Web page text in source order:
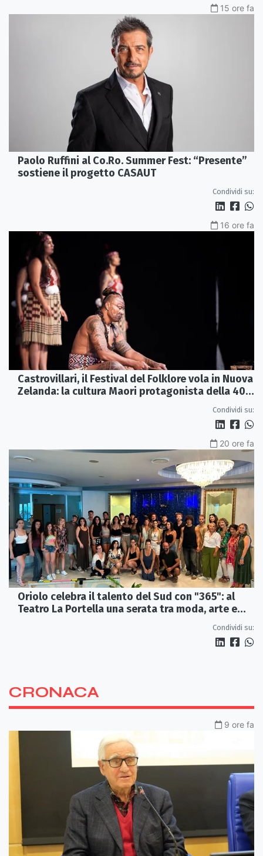
15 ore fa
Paolo Ruffini al Co.Ro. Summer Fest: “Presente”
sostiene il progetto CASAUT
Condividi su:
16 ore fa
Castrovillari, il Festival del Folklore vola in Nuova
Zelanda: la cultura Maori protagonista della 40ª
Condividi su:
20 ore fa
Oriolo celebra il talento del Sud con "365": al
Teatro La Portella una serata tra moda, arte e
Condividi su:
CRONACA
9 ore fa